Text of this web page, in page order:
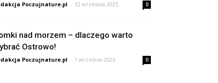
Poczujnature.pl - 12 września 2025 0
nad morzem – dlaczego warto
Ostrowo!
Poczujnature.pl - 1 września 2025 0